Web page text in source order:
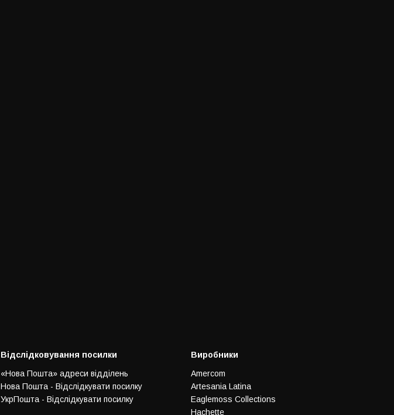
Відслідковування посилки
«Нова Пошта» адреси відділень
Нова Пошта - Відслідкувати посилку
УкрПошта - Відслідкувати посилку
Виробники
Amercom
Artesania Latina
Eaglemoss Collections
Hachette